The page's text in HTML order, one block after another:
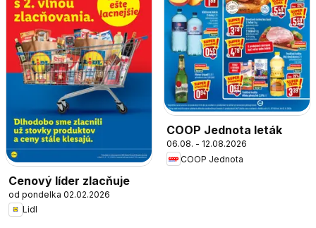
Cenový líder zlacňuje
od pondelka 02.02.2026
Lidl
COOP Jednota leták
06.08. - 12.08.2026
COOP Jednota